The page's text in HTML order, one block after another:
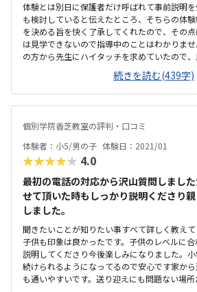
体験とは別日に保護者だけ呼ばれて事前説明
も検討していると伝えたところ、そちらの体
を決める旨を快く了承してくれたので、その
は見学できないので指導中のことはわかりま
の方から先生にハイタッチを求めていたので
たのだと思います。ゲーム感覚で進めるプログ
パソコンの使い方も教えてくれるので良いと思
り見学したりできないのが残念。低学年のう
転車置き場がないのが不便。個別指導の学習
しまう。プログラミング教室は高額の所が多
安いかなと思います。ロボット組立てなどの教
な。はじめての体験でも褒めながら楽しめるよ
かったです。また、1ヶ月分、計4回体験無料は
で嬉しい。
続きを読む(439字)
個別学院香芝教室の評判・口コミ
体験者：小5/男の子 体験日：2021/01
★★★★★ 4.0
最初の電話の対応から沢山質問しまし
せて頂いた時もしっかり説明くださり
しました。
聞きたいことが知りたい事すべて詳しく教え
子供も印象は良かったです。子供のレベルに
説明してくださり今後楽しみになりました。
続けられるようになってるので安心です家か
も通いやすいです。送り迎えにも問題ない場